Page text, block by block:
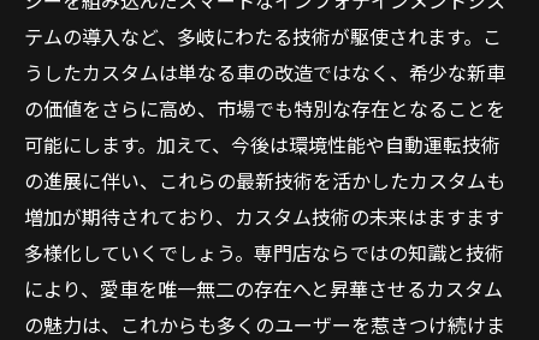
テムの導入など、多岐にわたる技術が駆使されます。こ
うしたカスタムは単なる車の改造ではなく、希少な新車
の価値をさらに高め、市場でも特別な存在となることを
可能にします。加えて、今後は環境性能や自動運転技術
の進展に伴い、これらの最新技術を活かしたカスタムも
増加が期待されており、カスタム技術の未来はますます
多様化していくでしょう。専門店ならではの知識と技術
により、愛車を唯一無二の存在へと昇華させるカスタム
の魅力は、これからも多くのユーザーを惹きつけ続けま